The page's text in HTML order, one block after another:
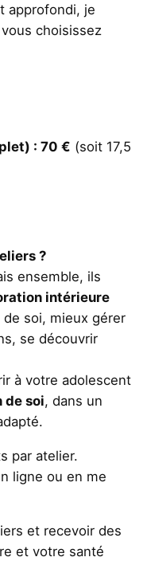
approfondi, je
choisissez
: 70 € (soit 17,5
?
ensemble, ils
intérieure
de soi, mieux gérer
se découvrir
à votre adolescent
de soi, dans un
par atelier.
ligne ou en me
et recevoir des
et votre santé